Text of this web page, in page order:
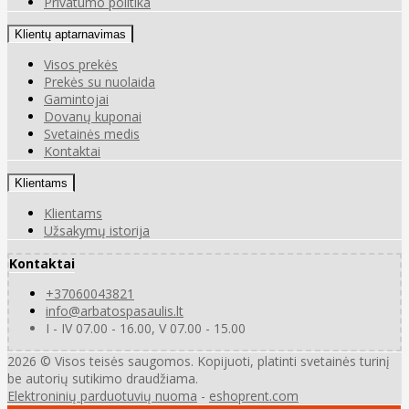
Klientų aptarnavimas
Visos prekės
Prekės su nuolaida
Gamintojai
Dovanų kuponai
Svetainės medis
Kontaktai
Klientams
Klientams
Užsakymų istorija
Kontaktai
+37060043821
info@arbatospasaulis.lt
I - IV 07.00 - 16.00, V 07.00 - 15.00
2026 © Visos teisės saugomos. Kopijuoti, platinti svetainės turinį
be autorių sutikimo draudžiama.
Elektroninių parduotuvių nuoma - eshoprent.com